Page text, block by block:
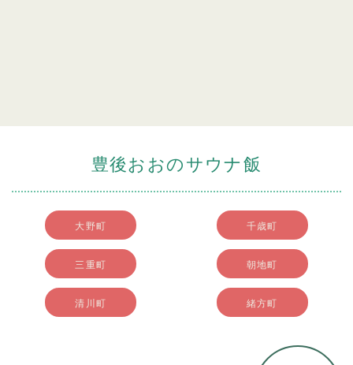
豊後おおのサウナ飯
大野町
三重町
清川町
千歳町
朝地町
緒方町